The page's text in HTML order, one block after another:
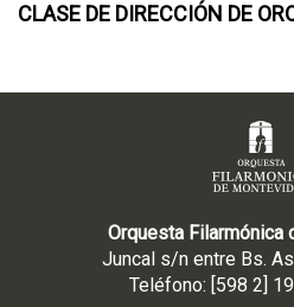
CLASE DE DIRECCIÓN DE
Orquesta Filarmónica
Juncal s/n entre Bs.
Teléfono: [598 2]